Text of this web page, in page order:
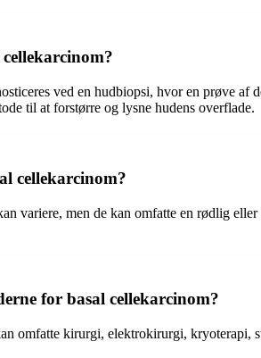
ved en hudbiopsi, hvor en prøve
til at forstørre og lysne hudens overflade.
cellekarcinom?
variere, men de kan omfatte en rødlig
for basal cellekarcinom?
omfatte kirurgi, elektrokirurgi,